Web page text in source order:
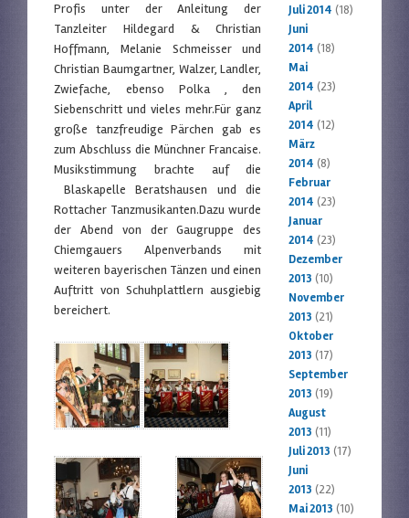
Profis unter der Anleitung der
Tanzleiter Hildegard & Christian
Hoffmann, Melanie Schmeisser und
Christian Baumgartner, Walzer, Landler,
Zwiefache, ebenso Polka , den
Siebenschritt und vieles mehr.Für ganz
große tanzfreudige Pärchen gab es
zum Abschluss die Münchner Francaise.
Musikstimmung brachte auf die
Blaskapelle Beratshausen und die
Rottacher Tanzmusikanten.Dazu wurde
der Abend von der Gaugruppe des
Chiemgauers Alpenverbands mit
weiteren bayerischen Tänzen und einen
Auftritt von Schuhplattlern ausgiebig
bereichert.
Juli 2014 (18)
Juni
2014 (18)
Mai
2014 (23)
April
2014 (12)
März
2014 (8)
Februar
2014 (23)
Januar
2014 (23)
Dezember
2013 (10)
November
2013 (21)
Oktober
2013 (17)
September
2013 (19)
August
2013 (11)
Juli 2013 (17)
Juni
2013 (22)
Mai 2013 (10)